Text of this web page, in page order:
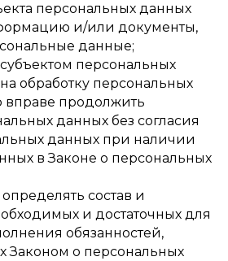
персональных данных
и/или документы,
данные;
субъектом персональных
обработку персональных
вправе продолжить
данных без согласия
данных при наличии
в Законе о персональных
состав и
и достаточных для
обязанностей,
Законом о персональных